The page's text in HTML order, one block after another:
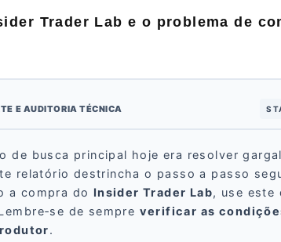
Trader Lab e o problema de
E AUDITORIA TÉCNICA
de busca principal hoje era resolver
relatório destrincha o passo a passo
a compra do Insider Trader Lab, use este
de sempre verificar as
.